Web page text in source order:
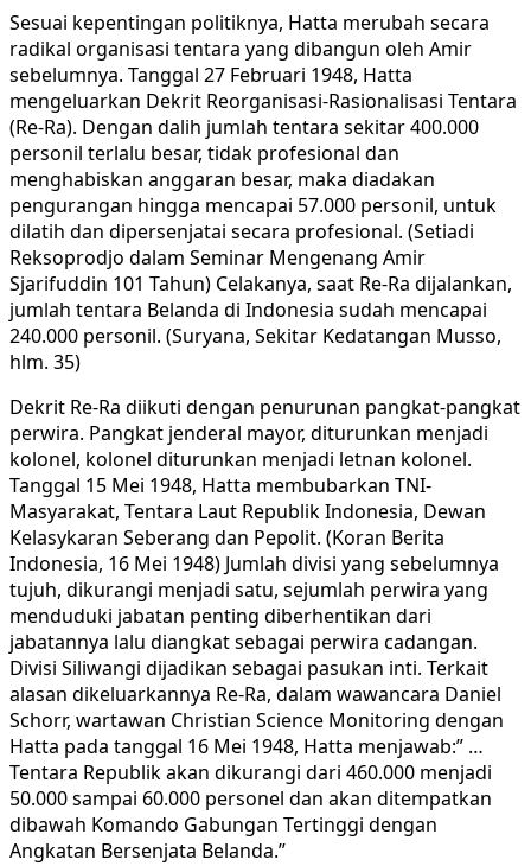
Sesuai kepentingan politiknya, Hatta merubah secara
radikal organisasi tentara yang dibangun oleh Amir
sebelumnya. Tanggal 27 Februari 1948, Hatta
mengeluarkan Dekrit Reorganisasi-Rasionalisasi Tentara
(Re-Ra). Dengan dalih jumlah tentara sekitar 400.000
personil terlalu besar, tidak profesional dan
menghabiskan anggaran besar, maka diadakan
pengurangan hingga mencapai 57.000 personil, untuk
dilatih dan dipersenjatai secara profesional. (Setiadi
Reksoprodjo dalam Seminar Mengenang Amir
Sjarifuddin 101 Tahun) Celakanya, saat Re-Ra dijalankan,
jumlah tentara Belanda di Indonesia sudah mencapai
240.000 personil. (Suryana, Sekitar Kedatangan Musso,
hlm. 35)
Dekrit Re-Ra diikuti dengan penurunan pangkat-pangkat
perwira. Pangkat jenderal mayor, diturunkan menjadi
kolonel, kolonel diturunkan menjadi letnan kolonel.
Tanggal 15 Mei 1948, Hatta membubarkan TNI-
Masyarakat, Tentara Laut Republik Indonesia, Dewan
Kelasykaran Seberang dan Pepolit. (Koran Berita
Indonesia, 16 Mei 1948) Jumlah divisi yang sebelumnya
tujuh, dikurangi menjadi satu, sejumlah perwira yang
menduduki jabatan penting diberhentikan dari
jabatannya lalu diangkat sebagai perwira cadangan.
Divisi Siliwangi dijadikan sebagai pasukan inti. Terkait
alasan dikeluarkannya Re-Ra, dalam wawancara Daniel
Schorr, wartawan Christian Science Monitoring dengan
Hatta pada tanggal 16 Mei 1948, Hatta menjawab:” …
Tentara Republik akan dikurangi dari 460.000 menjadi
50.000 sampai 60.000 personel dan akan ditempatkan
dibawah Komando Gabungan Tertinggi dengan
Angkatan Bersenjata Belanda.”